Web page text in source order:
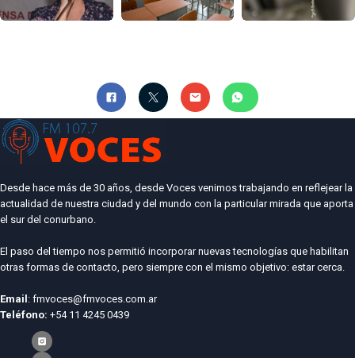
Desde hace más de 30 años, desde Voces venimos trabajando en reflejear la
actualidad de nuestra ciudad y del mundo con la particular mirada que aporta
el sur del conurbano.
El paso del tiempo nos permitió incorporar nuevas tecnologías que habilitan
otras formas de contacto, pero siempre con el mismo objetivo: estar cerca.
Email : fmvoces@fmvoces.com.ar
Teléfono: +54 11 4245 0439